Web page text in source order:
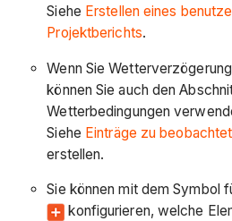
Siehe Erstellen eines
Projektberichts.
Wenn Sie
können Sie auch den
Wetterbedingungen
Siehe Einträge zu
erstellen.
Sie können mit dem Symbol
konfigurieren, welche